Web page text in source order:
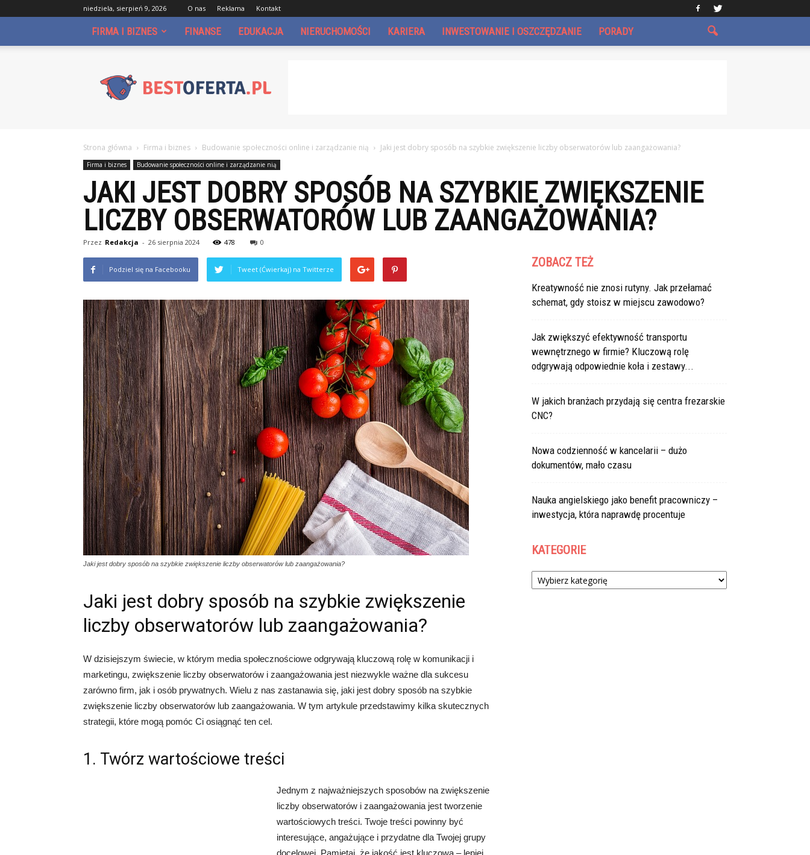
niedziela, sierpień 9, 2026 O nas Reklama Kontakt
FIRMA I BIZNES FINANSE EDUKACJA NIERUCHOMOŚCI KARIERA INWESTOWANIE I OSZCZĘDZANIE PORADY
Strona główna Firma i biznes Budowanie społeczności online i zarządzanie nią Jaki jest dobry sposób na szybkie zwiększenie liczby obserwatorów lub zaangażowania?
Firma i biznes Budowanie społeczności online i zarządzanie nią
JAKI JEST DOBRY SPOSÓB NA SZYBKIE ZWIĘKSZENIE
LICZBY OBSERWATORÓW LUB ZAANGAŻOWANIA?
Przez Redakcja - 26 sierpnia 2024 478 0
Podziel się na Facebooku Tweet (Ćwierkaj) na Twitterze
Jaki jest dobry sposób na szybkie zwiększenie liczby obserwatorów lub zaangażowania?
Jaki jest dobry sposób na szybkie zwiększenie
liczby obserwatorów lub zaangażowania?
W dzisiejszym świecie, w którym media społecznościowe odgrywają kluczową rolę w komunikacji i
marketingu, zwiększenie liczby obserwatorów i zaangażowania jest niezwykle ważne dla sukcesu
zarówno firm, jak i osób prywatnych. Wielu z nas zastanawia się, jaki jest dobry sposób na szybkie
zwiększenie liczby obserwatorów lub zaangażowania. W tym artykule przedstawimy kilka skutecznych
strategii, które mogą pomóc Ci osiągnąć ten cel.
1. Twórz wartościowe treści
Jednym z najważniejszych sposobów na zwiększenie
liczby obserwatorów i zaangażowania jest tworzenie
wartościowych treści. Twoje treści powinny być
interesujące, angażujące i przydatne dla Twojej grupy
docelowej. Pamiętaj, że jakość jest kluczowa – lepiej
ZOBACZ TEŻ
Kreatywność nie znosi rutyny. Jak przełamać
schemat, gdy stoisz w miejscu zawodowo?
Jak zwiększyć efektywność transportu
wewnętrznego w firmie? Kluczową rolę
odgrywają odpowiednie koła i zestawy...
W jakich branżach przydają się centra frezarskie
CNC?
Nowa codzienność w kancelarii – dużo
dokumentów, mało czasu
Nauka angielskiego jako benefit pracowniczy –
inwestycja, która naprawdę procentuje
KATEGORIE
Kategorie